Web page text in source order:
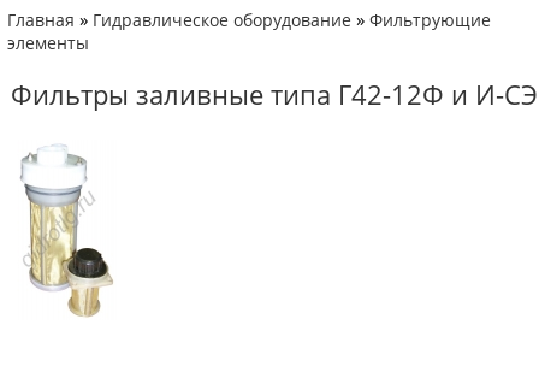
Главная » Гидравлическое оборудование » Фильтрующие
элементы
Фильтры заливные типа Г42-12Ф и И-СЭ